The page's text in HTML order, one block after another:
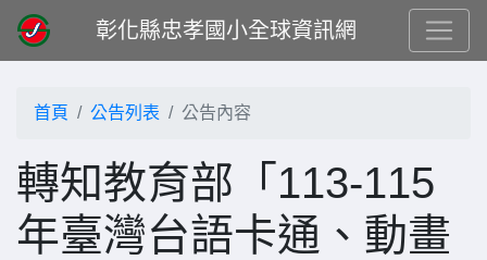
彰化縣忠孝國小全球資訊網
首頁 公告列表 公告內容
轉知教育部「113-115
年臺灣台語卡通、動畫